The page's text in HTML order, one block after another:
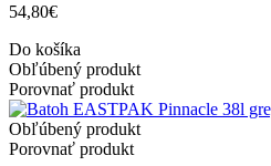
54,80€
Do košíka
Obľúbený produkt
Porovnať produkt
Obľúbený produkt
Porovnať produkt